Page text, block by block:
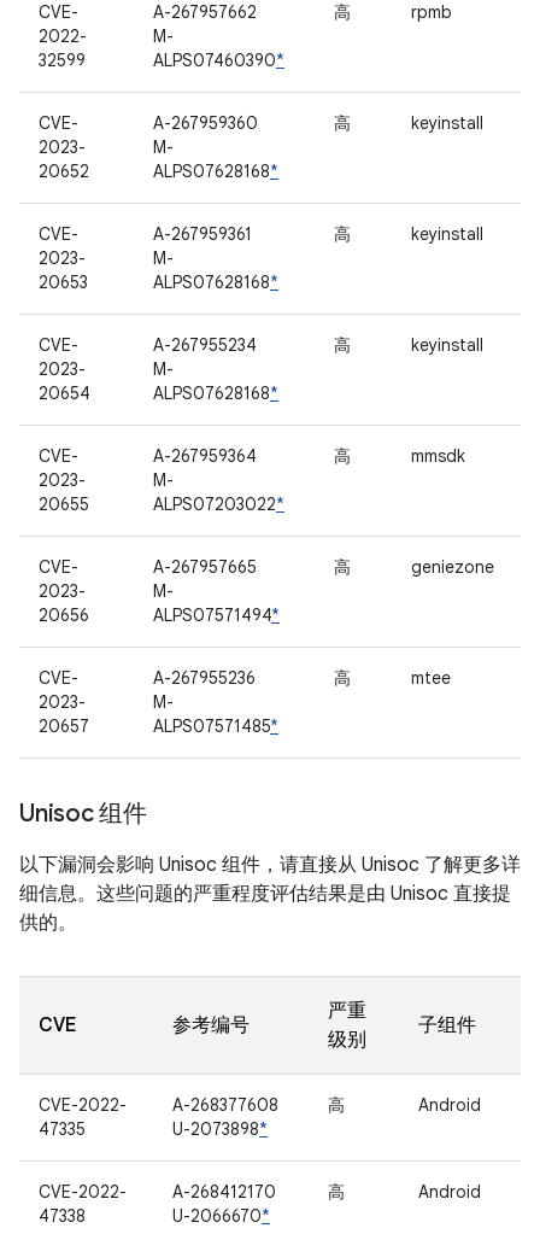
CVE-
2022-
32599
A-267957662
M-
ALPS07460390*
高 rpmb
CVE-
2023-
20652
A-267959360
M-
ALPS07628168*
高 keyinstall
CVE-
2023-
20653
A-267959361
M-
ALPS07628168*
高 keyinstall
CVE-
2023-
20654
A-267955234
M-
ALPS07628168*
高 keyinstall
CVE-
2023-
20655
A-267959364
M-
ALPS07203022*
高 mmsdk
CVE-
2023-
20656
A-267957665
M-
ALPS07571494*
高 geniezone
CVE-
2023-
20657
A-267955236
M-
ALPS07571485*
高 mtee
Unisoc 组件
以下漏洞会影响 Unisoc 组件，请直接从 Unisoc 了解更多详
细信息。这些问题的严重程度评估结果是由 Unisoc 直接提
供的。
CVE 参考编号
严重
级别
子组件
CVE-2022-
47335
A-268377608
U-2073898*
高 Android
CVE-2022-
47338
A-268412170
U-2066670*
高 Android